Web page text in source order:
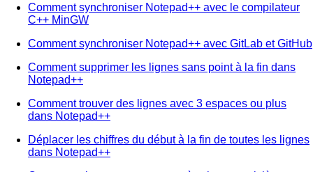
Comment synchroniser Notepad++ avec le compilateur
C++ MinGW
Comment synchroniser Notepad++ avec GitLab et GitHub
Comment supprimer les lignes sans point à la fin dans
Notepad++
Comment trouver des lignes avec 3 espaces ou plus
dans Notepad++
Déplacer les chiffres du début à la fin de toutes les lignes
dans Notepad++